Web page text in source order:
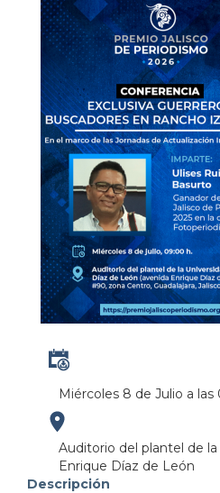
Miércoles 8 de Julio a las
Auditorio del plantel de la
Enrique Díaz de León
Descripción